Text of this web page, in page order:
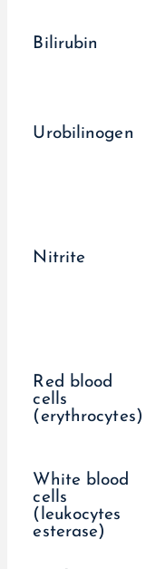
Bilirubin
Urobilinogen
Nitrite
Red blood
cells
(erythrocytes)
White blood
cells
(leukocytes
esterase)